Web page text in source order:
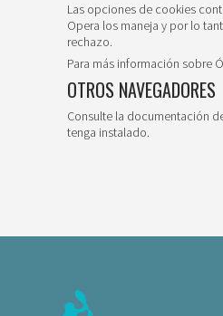
Las opciones de cookies
Opera los maneja y por lo
rechazo.
Para más información sobre
OTROS NAVEGADORES
Consulte la documentación
tenga instalado.